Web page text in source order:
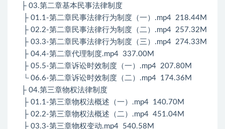
├ 03.第二章基本民事法律制度
├ 01.1-第二章民事法律行为制度（一）.mp4 218.44M
├ 02.2-第二章民事法律行为制度（二）.mp4 257.32M
├ 03.3-第二章民事法律行为制度（三）.mp4 274.33M
├ 04.4-第二章代理制度.mp4 337.00M
├ 05.5-第二章诉讼时效制度（一）.mp4 207.80M
└ 06.6-第二章诉讼时效制度（二）.mp4 174.36M
├ 04.第三章物权法律制度
├ 01.1-第三章物权法概述（一）.mp4 140.70M
├ 02.2-第三章物权法概述（二）.mp4 451.04M
├ 03.3-第三章物权变动.mp4 540.58M